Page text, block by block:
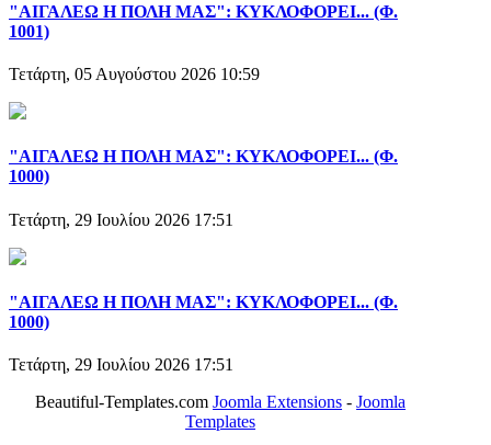
"ΑΙΓΑΛΕΩ Η ΠΟΛΗ ΜΑΣ": ΚΥΚΛΟΦΟΡΕΙ... (Φ.
1001)
Τετάρτη, 05 Αυγούστου 2026 10:59
"ΑΙΓΑΛΕΩ Η ΠΟΛΗ ΜΑΣ": ΚΥΚΛΟΦΟΡΕΙ... (Φ.
1000)
Τετάρτη, 29 Ιουλίου 2026 17:51
"ΑΙΓΑΛΕΩ Η ΠΟΛΗ ΜΑΣ": ΚΥΚΛΟΦΟΡΕΙ... (Φ.
1000)
Τετάρτη, 29 Ιουλίου 2026 17:51
Beautiful-Templates.comJoomla Extensions -Joomla
Templates